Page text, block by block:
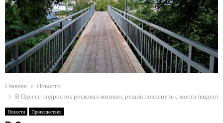
M
A
R
Y
M
Главная
Новости
В Одессе подросток рисковал жизнью, решив повиснуть с моста (видео)
Новости Происшествия